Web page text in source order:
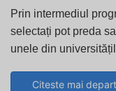
Prin intermediul
selectați pot preda
unele din
Citeste mai